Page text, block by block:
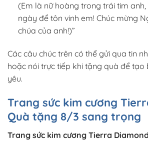
(Em là nữ hoàng trong trái tim
ngày để tôn vinh em! Chúc mừng
chúa của anh!)”
Các câu chúc trên có thể gửi qua tin
hoặc nói trực tiếp khi tặng quà để
yêu.
Trang sức kim cương
Quà tặng 8/3 sang trọng
Trang sức kim cương Tierra Diamond